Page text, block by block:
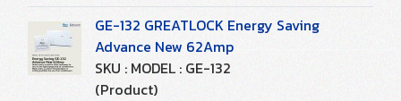
GE-132 GREATLOCK Energy Saving
Advance New 62Amp
SKU : MODEL : GE-132
(Product)